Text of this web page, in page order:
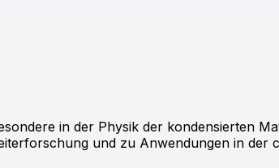
in der Physik der kondensierten
und zu Anwendungen in der